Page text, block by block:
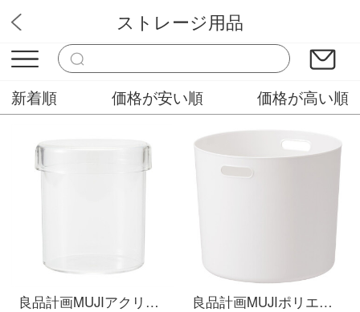
スバル壁紙
ストレージ用品
新着順 価格が安い順 価格が高い順
良品計画MUJIアクリル小物容器の直径は約90×97 mmです。
良品計画MUJIポリエチレンソフトケース/丸タイプ/深さ他の直径約36×高さ32 cm